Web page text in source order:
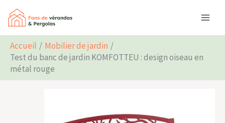
Aller
contenu
Accueil
Mobilier de jardin
Test du banc de jardin KOMFOTTEU : design oiseau en
métal rouge
Rechercher